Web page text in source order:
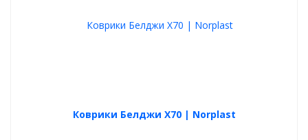
Коврики Белджи Х70 | Norplast